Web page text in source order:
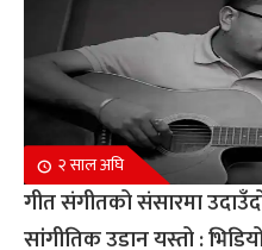
२ साल अघि
गीत संगीतको संसारमा
सांगीतिक उडान यस्तो :